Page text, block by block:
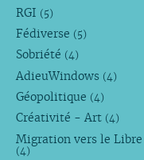
RGI (5)
Fédiverse (5)
Sobriété (4)
AdieuWindows (4)
Géopolitique (4)
Créativité - Art (4)
Migration vers le Libre
(4)